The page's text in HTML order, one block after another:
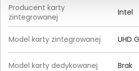
Producent karty
zintegrowanej
Intel
Model karty zintegrowanej UHD
Model karty dedykowanej Brak